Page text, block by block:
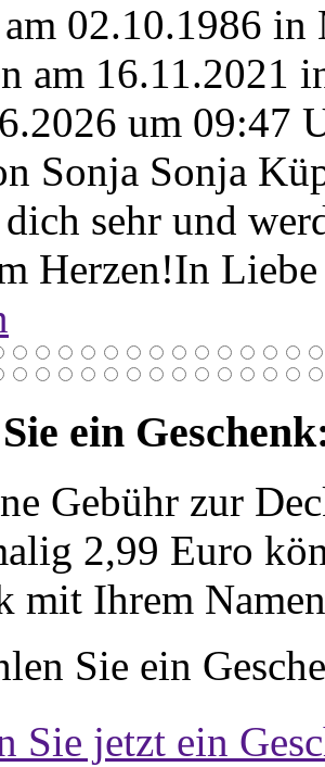
02.10.1986 in
am 16.11.2021
um 09:47
Sonja Sonja
sehr und
Herzen!In
ein
Gebühr zur
2,99 Euro
mit Ihrem
Sie ein
Sie jetzt ein